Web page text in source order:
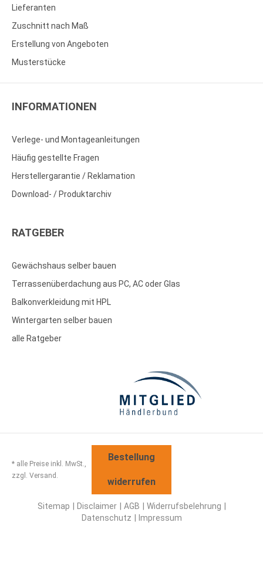
Lieferanten
Zuschnitt nach Maß
Erstellung von Angeboten
Musterstücke
INFORMATIONEN
Verlege- und Montageanleitungen
Häufig gestellte Fragen
Herstellergarantie / Reklamation
Download- / Produktarchiv
RATGEBER
Gewächshaus selber bauen
Terrassenüberdachung aus PC, AC oder Glas
Balkonverkleidung mit HPL
Wintergarten selber bauen
alle Ratgeber
* alle Preise inkl. MwSt.,
zzgl. Versand.
Bestellung
widerrufen
Sitemap Disclaimer AGB
Widerrufsbelehrung
Datenschutz
Impressum